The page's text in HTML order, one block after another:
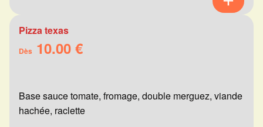
Pizza texas
Dès 10.00 €
Base sauce tomate, fromage, double merguez, viande
hachée, raclette